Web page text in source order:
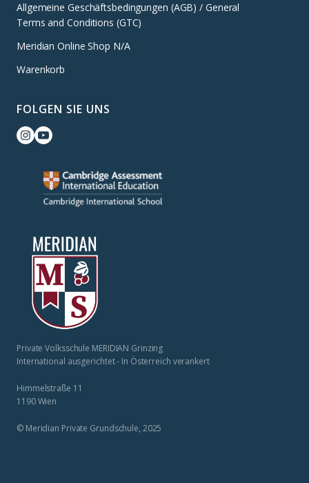
Allgemeine Geschäftsbedingungen (AGB) / General
Terms and Conditions (GTC)
Meridian Online Shop N/A
Warenkorb
FOLGEN SIE UNS
Private Volksschule MERIDIAN Grinzing
International ausgerichtet - In Österreich verankert
Himmelstraße 11
1190 Wien
© Meridian Private Grundschule, 2025